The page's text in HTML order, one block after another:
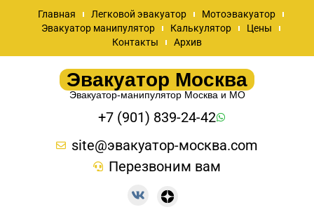
Главная Легковой эвакуатор
Мотоэвакуатор
Эвакуатор манипулятор
Калькулятор
Цены
Контакты
Архив
Эвакуатор Москва
Эвакуатор-манипулятор Москва и МО
+7 (901) 839-24-42
site@эвакуатор-москва.com
Перезвоним вам